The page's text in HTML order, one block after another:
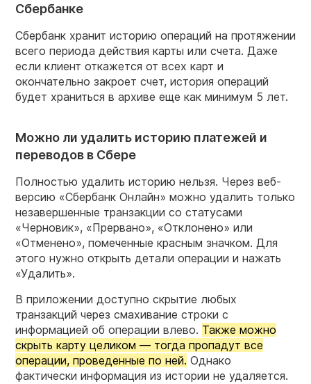
Сбербанке
Сбербанк хранит историю операций на протяжении
всего периода действия карты или счета. Даже
если клиент откажется от всех карт и
окончательно закроет счет, история операций
будет храниться в архиве еще как минимум 5 лет.
Можно ли удалить историю платежей и
переводов в Сбере
Полностью удалить историю нельзя. Через веб-
версию «Сбербанк Онлайн» можно удалить только
незавершенные транзакции со статусами
«Черновик», «Прервано», «Отклонено» или
«Отменено», помеченные красным значком. Для
этого нужно открыть детали операции и нажать
«Удалить».
В приложении доступно скрытие любых
транзакций через смахивание строки с
информацией об операции влево. Также можно
скрыть карту целиком — тогда пропадут все
операции, проведенные по ней. Однако
фактически информация из истории не удаляется.